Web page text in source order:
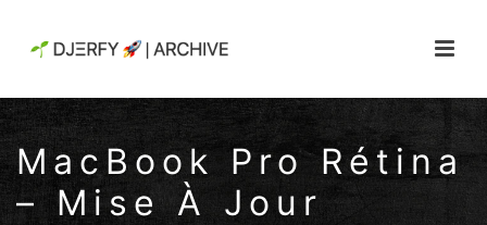
MacBook Pro Rétina
– Mise À Jour